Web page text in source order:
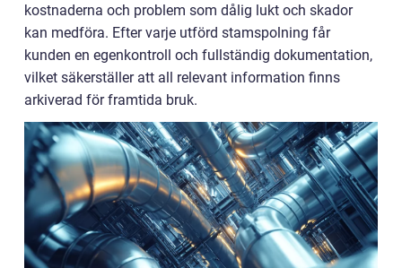
kostnaderna och problem som dålig lukt och skador
kan medföra. Efter varje utförd stamspolning får
kunden en egenkontroll och fullständig dokumentation,
vilket säkerställer att all relevant information finns
arkiverad för framtida bruk.